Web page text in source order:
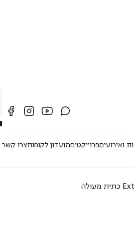
ואירועיםפרוייקטיםמועדון לקוחותצרו קשר
גליל חברתי
כתית מעולה